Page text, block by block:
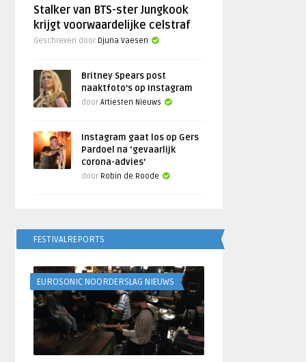
Stalker van BTS-ster Jungkook
krijgt voorwaardelijke celstraf
Geschreven door Djuna Vaesen
Britney Spears post
naaktfoto’s op Instagram
doorArtiesten Nieuws
Instagram gaat los op Gers
Pardoel na ‘gevaarlijk
corona-advies’
door Robin de Roode
FESTIVALREPORTS
EUROSONIC NOORDERSLAG NIEUWS